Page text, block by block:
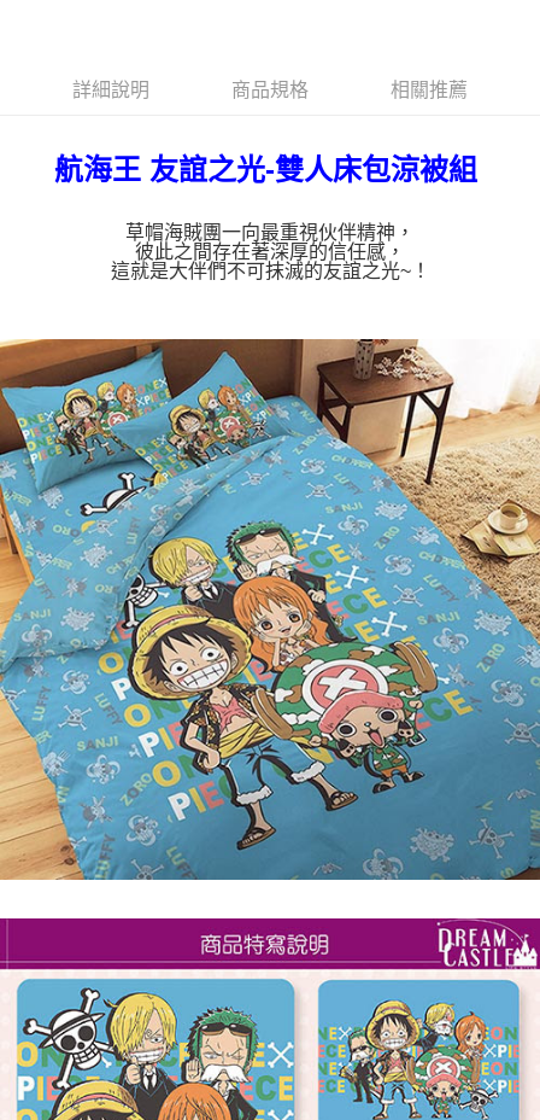
詳細說明 商品規格 相關推薦
航海王 友誼之光-雙人床包涼被組
草帽海賊團一向最重視伙伴精神，
彼此之間存在著深厚的信任感，
這就是大伴們不可抹滅的友誼之光~！